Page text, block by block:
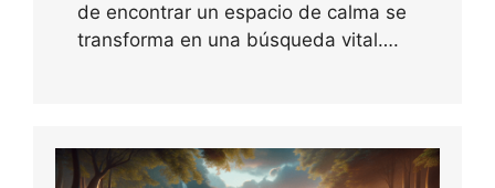
de encontrar un espacio de calma se
transforma en una búsqueda vital….